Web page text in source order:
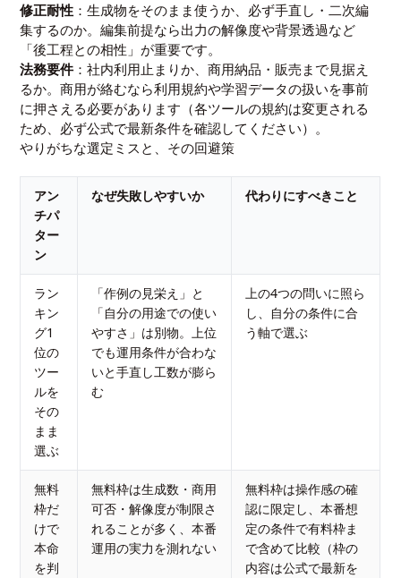
修正耐性 ：生成物をそのまま使うか、必ず手直し・二次編
集するのか。編集前提なら出力の解像度や背景透過など
「後工程との相性」が重要です。
法務要件：社内利用止まりか、商用納品・販売まで見据え
るか。商用が絡むなら利用規約や学習データの扱いを事前
に押さえる必要があります（各ツールの規約は変更される
ため、必ず公式で最新条件を確認してください）。
やりがちな選定ミスと、その回避策
アン
チパ
ター
ン
なぜ失敗しやすいか 代わりにすべきこと
ラン
キン
グ1
位の
ツー
ルを
その
まま
選ぶ
「作例の見栄え」と
「自分の用途での使い
やすさ」は別物。上位
でも運用条件が合わな
いと手直し工数が膨ら
む
上の4つの問いに照ら
し、自分の条件に合
う軸で選ぶ
無料
枠だ
けで
本命
を判
無料枠は生成数・商用
可否・解像度が制限さ
れることが多く、本番
運用の実力を測れない
無料枠は操作感の確
認に限定し、本番想
定の条件で有料枠ま
で含めて比較（枠の
内容は公式で最新を